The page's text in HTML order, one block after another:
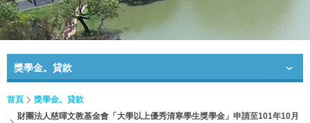
獎學金。貸款
首頁
獎學金。貸款
財團法人慈暉文教基金會「大學以上優秀清寒學生獎學金」申請至101年10月